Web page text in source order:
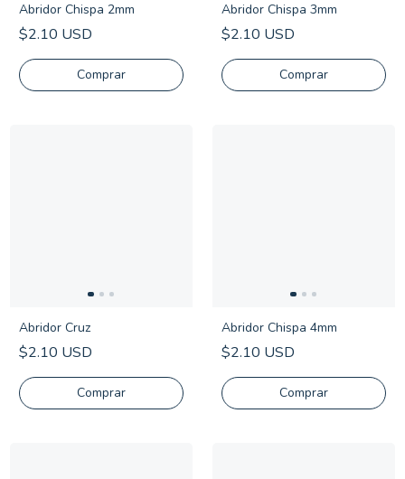
Abridor Chispa 2mm
$2.10 USD
Comprar
Abridor Chispa 3mm
$2.10 USD
Comprar
Abridor Cruz
$2.10 USD
Comprar
Abridor Chispa 4mm
$2.10 USD
Comprar